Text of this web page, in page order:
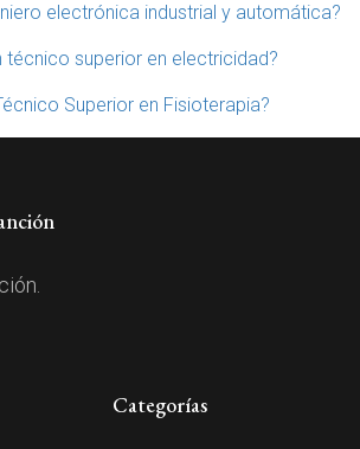
electrónica industrial y automática?
técnico superior en electricidad?
Superior en Fisioterapia?
Categorías